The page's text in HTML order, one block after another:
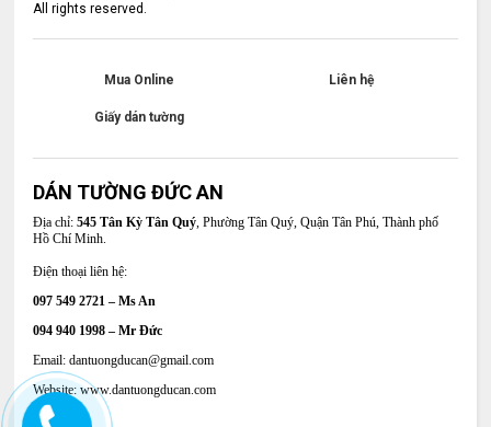
All rights reserved.
Mua Online Liên hệ
Giấy dán tường
DÁN TƯỜNG ĐỨC AN
Địa chỉ: 545 Tân Kỳ Tân Quý , Phường Tân Quý, Quận Tân Phú, Thành phố
Hồ Chí Minh.
Điện thoại liên hệ:
097 549 2721 – Ms An
094 940 1998 – Mr Đức
Email: dantuongducan@gmail.com
Website: www.dantuongducan.com